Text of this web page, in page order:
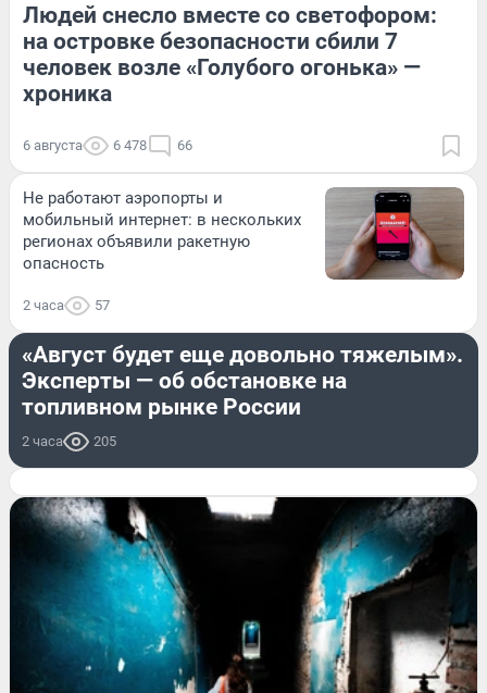
Людей снесло вместе со светофором:
на островке безопасности сбили 7
человек возле «Голубого огонька» —
хроника
6 августа 6 478 66
Не работают аэропорты и
мобильный интернет: в нескольких
регионах объявили ракетную
опасность
2 часа 57
ДОРОГИ И ТРАНСПОРТ
«Август будет еще довольно тяжелым».
Эксперты — об обстановке на
топливном рынке России
2 часа 205